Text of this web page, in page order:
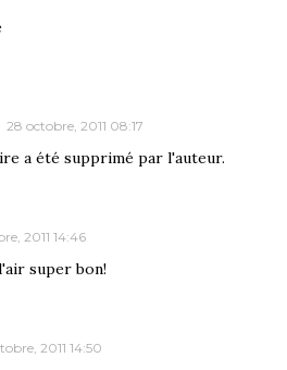
28 octobre, 2011 08:17
a été supprimé par l'auteur.
2011 14:46
super bon!
2011 14:50